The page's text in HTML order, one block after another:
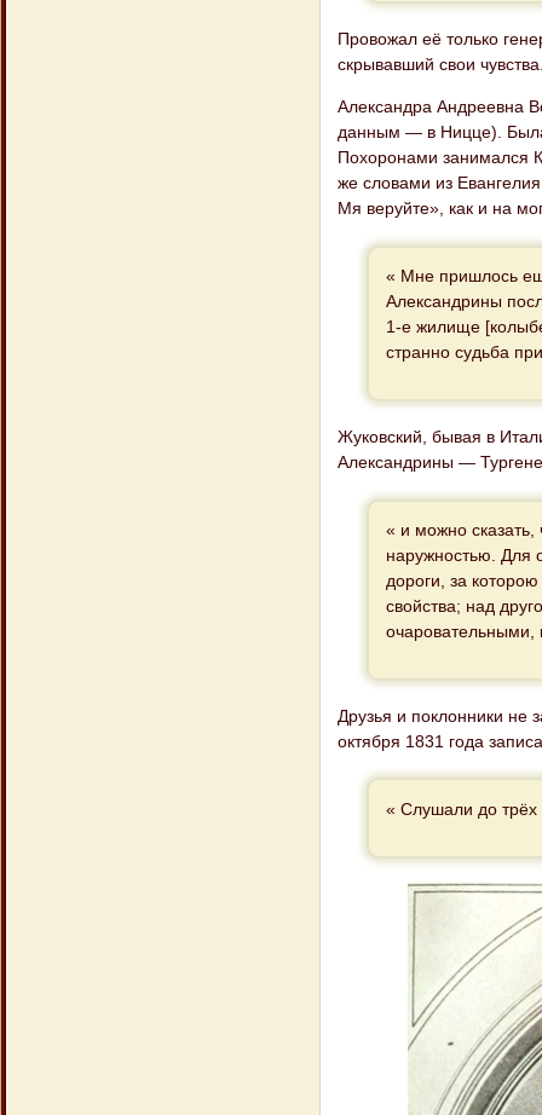
Провожал её только
скрывавший свои
Александра Андреевна
данным — в Ницце).
Похоронами занимался
же словами из
Мя веруйте», как и на
« Мне пришлось
Александрины
1-е жилище
странно судьба
Жуковский, бывая в
Александрины —
« и можно
наружностью. Для
дороги, за
свойства; над
очаровательными,
Друзья и поклонники не
октября 1831 года
« Слушали до трёх